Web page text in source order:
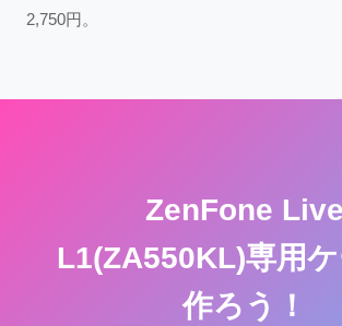
2,750円。
ZenFone Live
L1(ZA550KL)専用
作ろう！